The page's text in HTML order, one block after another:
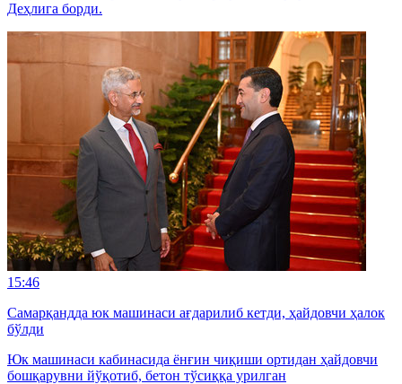
Деҳлига борди.
15:46
Самарқандда юк машинаси ағдарилиб кетди, ҳайдовчи ҳалок
бўлди
Юк машинаси кабинасида ёнғин чиқиши ортидан ҳайдовчи
бошқарувни йўқотиб, бетон тўсиққа урилган